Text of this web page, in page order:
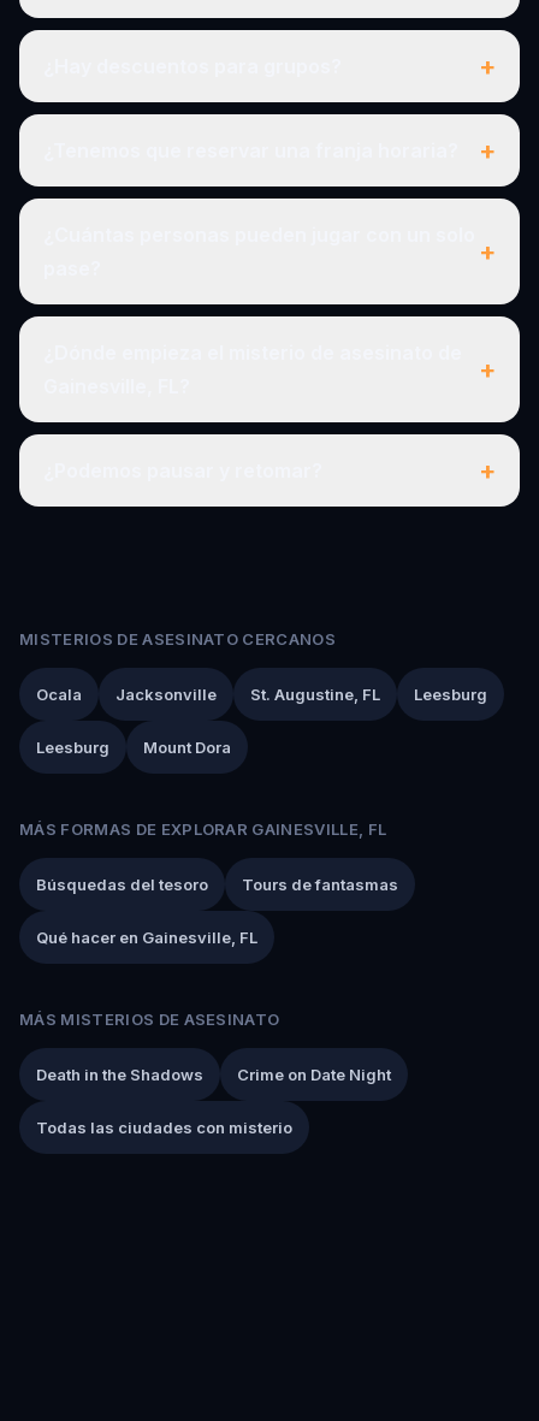
+
+
+
+
+
MISTERIOS DE ASESINATO CERCANOS
Ocala Jacksonville St. Augustine, FL Leesburg
Leesburg Mount Dora
MÁS FORMAS DE EXPLORAR GAINESVILLE, FL
Búsquedas del tesoro Tours de fantasmas
Qué hacer en Gainesville, FL
MÁS MISTERIOS DE ASESINATO
Death in the Shadows Crime on Date Night
Todas las ciudades con misterio